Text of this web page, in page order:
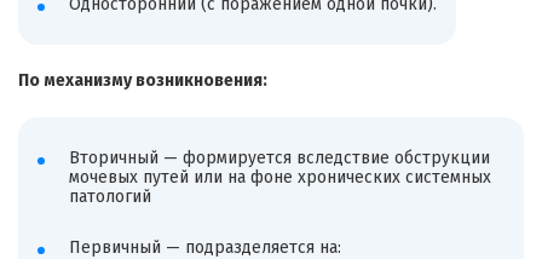
По механизму возникновения:
Вторичный — формируется вследствие обструкции
мочевых путей или на фоне хронических системных
патологий
Первичный — подразделяется на: